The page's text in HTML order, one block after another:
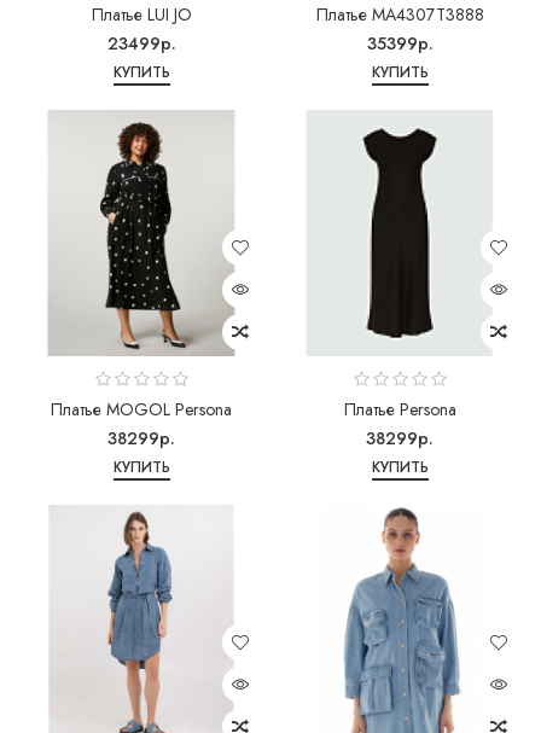
Платье LUI JO
23499р.
КУПИТЬ
Платье MA4307T3888
35399р.
КУПИТЬ
Платье MOGOL Persona
38299р.
КУПИТЬ
Платье Persona
38299р.
КУПИТЬ